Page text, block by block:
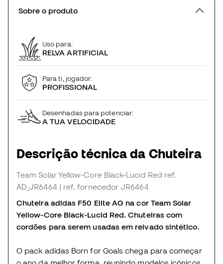
Sobre o produto
Uso para:
RELVA ARTIFICIAL
Para ti, jogador:
PROFISSIONAL
Desenhadas para potenciar:
A TUA VELOCIDADE
Descrição técnica da Chuteira
Team Solar Yellow-Core Black-Lucid Red ref.
AD_JR6464 | ref. fornecedor JR6464
Chuteira adidas F50 Elite AG na cor Team Solar
Yellow-Core Black-Lucid Red. Chuteiras com
cordões para serem usadas em relvado sintético.
O pack adidas Born for Goals chega para começar